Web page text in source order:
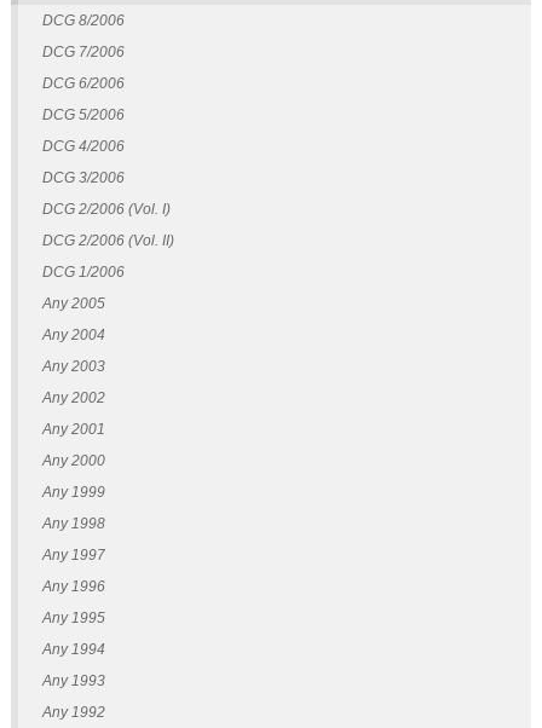
DCG 8/2006
DCG 7/2006
DCG 6/2006
DCG 5/2006
DCG 4/2006
DCG 3/2006
DCG 2/2006 (Vol. I)
DCG 2/2006 (Vol. II)
DCG 1/2006
Any 2005
Any 2004
Any 2003
Any 2002
Any 2001
Any 2000
Any 1999
Any 1998
Any 1997
Any 1996
Any 1995
Any 1994
Any 1993
Any 1992